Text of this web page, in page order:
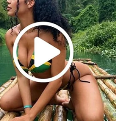
budućnosti. Slobodni Bikovi
deluje stabilno i zrelo, ali će
kojom se razvija
Dok drugi reaguju
– i upravo to vam daje